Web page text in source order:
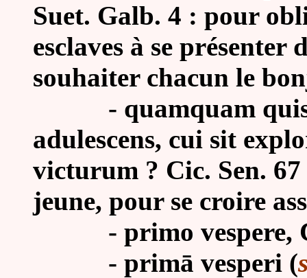
Suet. Galb. 4 : pour
esclaves à se
souhaiter chacun le
- quamquam
adulescens, cui sit
victurum ? Cic. Sen. 67
jeune, pour se croire
- primo vespere,
- primā vesperi (